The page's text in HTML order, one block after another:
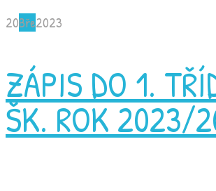
20Bře2023
ZÁPIS DO 1.
ŠK. ROK 2023/